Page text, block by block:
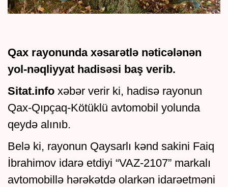
Qax rayonunda xəsarətlə nəticələnən
yol-nəqliyyat hadisəsi baş verib.
Sitat.info xəbər verir ki, hadisə rayonun
Qax-Qıpçaq-Kötüklü avtomobil yolunda
qeydə alınıb.
Belə ki, rayonun Qaysarlı kənd sakini Faiq
İbrahimov idarə etdiyi “VAZ-2107” markalı
avtomobillə hərəkətdə olarkən idarəetməni